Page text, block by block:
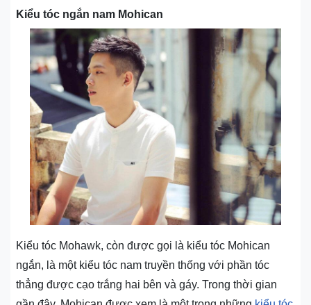
Kiểu tóc ngắn nam Mohican
Kiểu tóc Mohawk, còn được gọi là kiểu tóc Mohican
ngắn, là một kiểu tóc nam truyền thống với phần tóc
thẳng được cạo trắng hai bên và gáy. Trong thời gian